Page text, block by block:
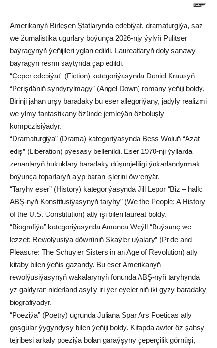
Amerikanyň Birleşen Ştatlarynda edebiýat, dramaturgiýa, saz
we žurnalistika ugurlary boýunça 2026-njy ýylyň Pulitser
baýragynyň ýeňijileri yglan edildi. Laureatlaryň doly sanawy
baýragyň resmi saýtynda çap edildi.
“Çeper edebiýat” (Fiction) kategoriýasynda Daniel Krausyň
“Perişdäniň syndyrylmagy” (Angel Down) romany ýeňiji boldy.
Birinji jahan urşy baradaky bu eser allegoriýany, jadyly realizmi
we ylmy fantastikany özünde jemleýän özboluşly
kompozisiýadyr.
“Dramaturgiýa” (Drama) kategoriýasynda Bess Woluň “Azat
ediş” (Liberation) pýesasy bellenildi. Eser 1970-nji ýyllarda
zenanlaryň hukuklary baradaky düşünjeliligi ýokarlandyrmak
boýunça toparlaryň alyp baran işlerini öwrenýär.
“Taryhy eser” (History) kategoriýasynda Jill Lepor “Biz – halk:
ABŞ-nyň Konstitusiýasynyň taryhy” (We the People: A History
of the U.S. Constitution) atly işi bilen laureat boldy.
“Biografiýa” kategoriýasynda Amanda Weýll “Buýsanç we
lezzet: Rewolýusiýa döwrüniň Skaýler uýalary” (Pride and
Pleasure: The Schuyler Sisters in an Age of Revolution) atly
kitaby bilen ýeňiş gazandy. Bu eser Amerikanyň
rewolýusiýasynyň wakalarynyň fonunda ABŞ-nyň taryhynda
yz galdyran niderland asylly iri ýer eýeleriniň iki gyzy baradaky
biografiýadyr.
“Poeziýa” (Poetry) ugrunda Juliana Spar Ars Poeticas atly
goşgular ýygyndysy bilen ýeňiji boldy. Kitapda awtor öz şahsy
tejribesi arkaly poeziýa bolan garaýşyny çeperçilik görnüşi,